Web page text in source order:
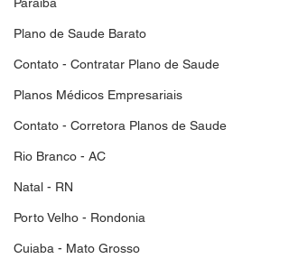
Plano de Saude Barato
Contato - Contratar Plano de Saude
Planos Médicos Empresariais
Contato - Corretora Planos de Saude
Rio Branco - AC
Natal - RN
Porto Velho - Rondonia
Cuiaba - Mato Grosso